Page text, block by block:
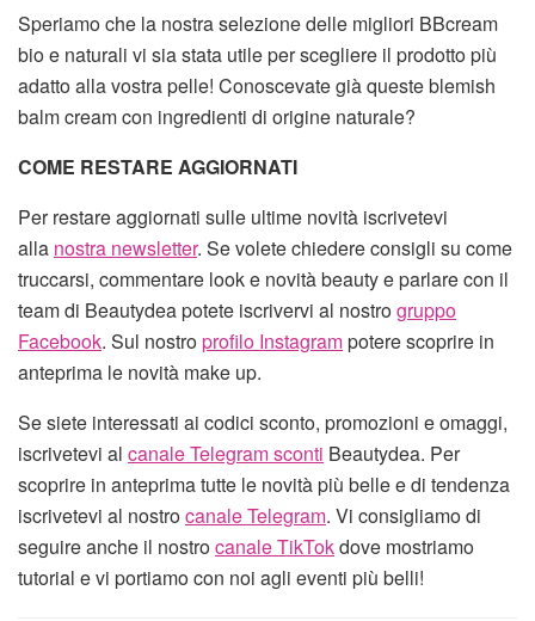
Speriamo che la nostra selezione delle migliori BBcream
bio e naturali vi sia stata utile per scegliere il prodotto più
adatto alla vostra pelle! Conoscevate già queste blemish
balm cream con ingredienti di origine naturale?
COME RESTARE AGGIORNATI
Per restare aggiornati sulle ultime novità iscrivetevi
alla nostra newsletter. Se volete chiedere consigli su come
truccarsi, commentare look e novità beauty e parlare con il
team di Beautydea potete iscrivervi al nostrogruppo
Facebook. Sul nostroprofilo Instagrampotere scoprire in
anteprima le novità make up.
Se siete interessati ai codici sconto, promozioni e omaggi,
iscrivetevi al canale Telegram sconti Beautydea. Per
scoprire in anteprima tutte le novità più belle e di tendenza
iscrivetevi al nostrocanale Telegram. Vi consigliamo di
seguire anche il nostrocanale TikTokdove mostriamo
tutorial e vi portiamo con noi agli eventi più belli!